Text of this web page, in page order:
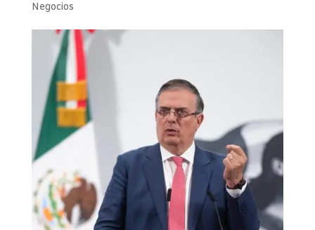
Negocios